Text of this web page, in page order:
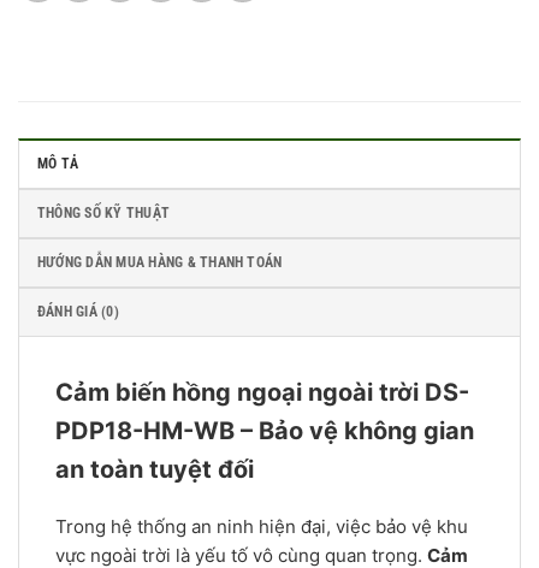
MÔ TẢ
THÔNG SỐ KỸ THUẬT
HƯỚNG DẪN MUA HÀNG & THANH TOÁN
ĐÁNH GIÁ (0)
Cảm biến hồng ngoại ngoài trời DS-
PDP18-HM-WB – Bảo vệ không gian
an toàn tuyệt đối
Trong hệ thống an ninh hiện đại, việc bảo vệ khu
vực ngoài trời là yếu tố vô cùng quan trọng. Cảm